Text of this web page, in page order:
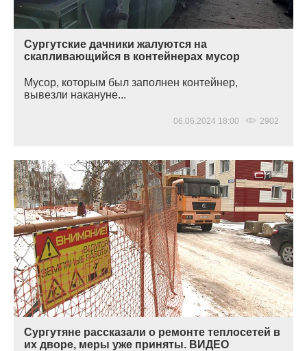
Сургутские дачники жалуются на
скапливающийся в контейнерах мусор
Мусор, которым был заполнен контейнер,
вывезли накануне...
06.06.2024 18:00 2902
Сургутяне рассказали о ремонте теплосетей в
их дворе, меры уже приняты. ВИДЕО